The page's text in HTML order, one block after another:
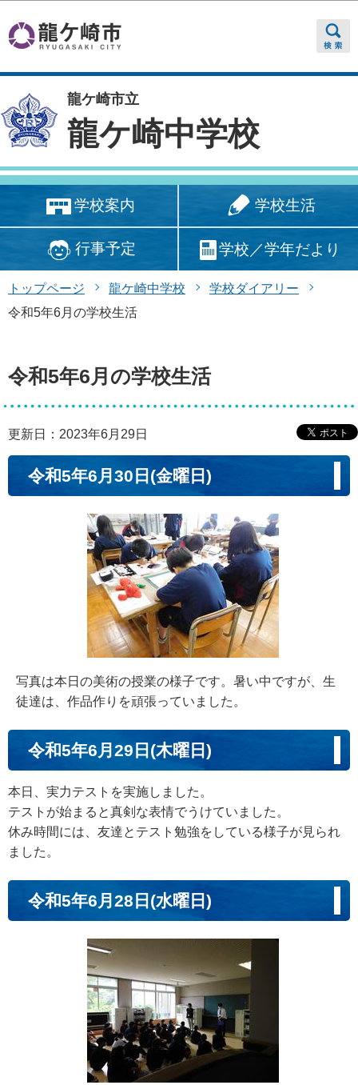
龍ケ崎市立
龍ケ崎中学校
学校案内 学校生活
行事予定 学校／学年だより
トップページ 龍ケ崎中学校
学校ダイアリー
令和5年6月の学校生活
令和5年6月の学校生活
更新日：2023年6月29日
令和5年6月30日(金曜日)
写真は本日の美術の授業の様子です。暑い中ですが、生
徒達は、作品作りを頑張っていました。
令和5年6月29日(木曜日)
本日、実力テストを実施しました。
テストが始まると真剣な表情でうけていました。
休み時間には、友達とテスト勉強をしている様子が見られ
ました。
令和5年6月28日(水曜日)